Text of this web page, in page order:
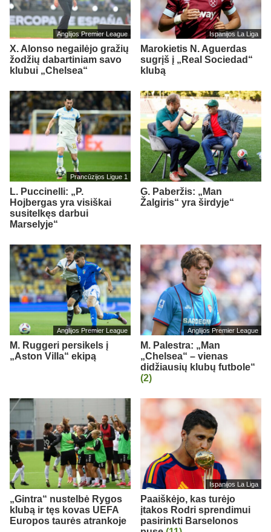
Anglijos Premier League
X. Alonso negailėjo gražių
žodžių dabartiniam savo
klubui „Chelsea“
Ispanijos La Liga
Marokietis N. Aguerdas
sugrįš į „Real Sociedad“
klubą
Prancūzijos Ligue 1
L. Puccinelli: „P.
Hojbergas yra visiškai
susitelkęs darbui
Marselyje“
G. Paberžis: „Man
Žalgiris“ yra širdyje“
Anglijos Premier League
M. Ruggeri persikels į
„Aston Villa“ ekipą
Anglijos Premier League
M. Palestra: „Man
„Chelsea“ – vienas
didžiausių klubų futbole“
(2)
„Gintra“ nustelbė Rygos
klubą ir tęs kovas UEFA
Europos taurės atrankoje
Ispanijos La Liga
Paaiškėjo, kas turėjo
įtakos Rodri sprendimui
pasirinkti Barselonos